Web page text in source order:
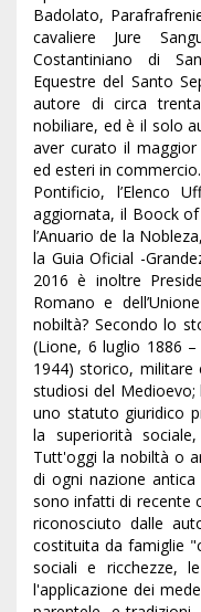
Badolato,
cavaliere Jure
Costantiniano di
Equestre del Santo
autore di circa
nobiliare, ed è il solo
aver curato il
ed esteri in
Pontificio, l’Elenco
aggiornata, il Boock
l’Anuario de la
la Guia Oficial -
2016 è inoltre
Romano e
nobiltà? Secondo lo
(Lione, 6 luglio 1886
1944) storico,
studiosi del
uno statuto giuridico
la superiorità
Tutt'oggi la nobiltà o
di ogni nazione
sono infatti di recente
riconosciuto dalle
costituita da famiglie
sociali e ricchezze,
l'applicazione dei